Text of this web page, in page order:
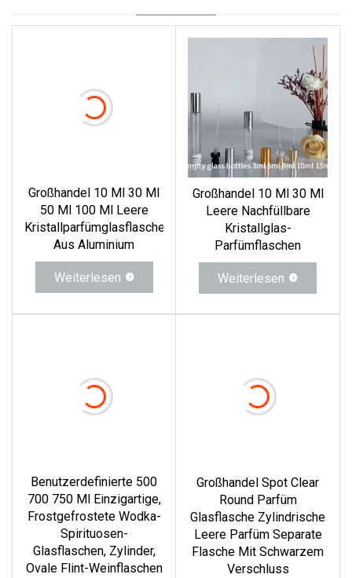
Großhandel 10 Ml 30 Ml
50 Ml 100 Ml Leere
Kristallparfümglasflaschen
Aus Aluminium
Weiterlesen
Großhandel 10 Ml 30 Ml
Leere Nachfüllbare
Kristallglas-
Parfümflaschen
Weiterlesen
Benutzerdefinierte 500
700 750 Ml Einzigartige,
Frostgefrostete Wodka-
Spirituosen-
Glasflaschen, Zylinder,
Ovale Flint-Weinflaschen
Großhandel Spot Clear
Round Parfüm
Glasflasche Zylindrische
Leere Parfüm Separate
Flasche Mit Schwarzem
Verschluss